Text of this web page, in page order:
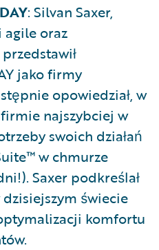
: Silvan Saxer,
oraz
jako firmy
opowiedział, w
najszybciej w
swoich działań
w chmurze
Saxer podkreślał
świecie
komfortu